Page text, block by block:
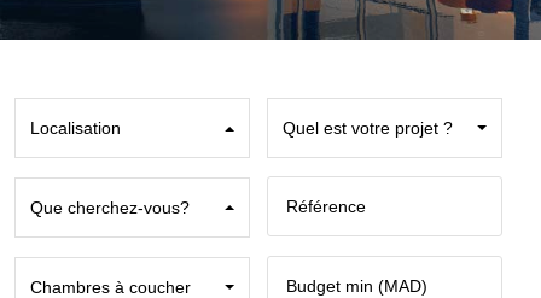
Localisation Quel est votre projet ?
Que cherchez-vous?
Chambres à coucher